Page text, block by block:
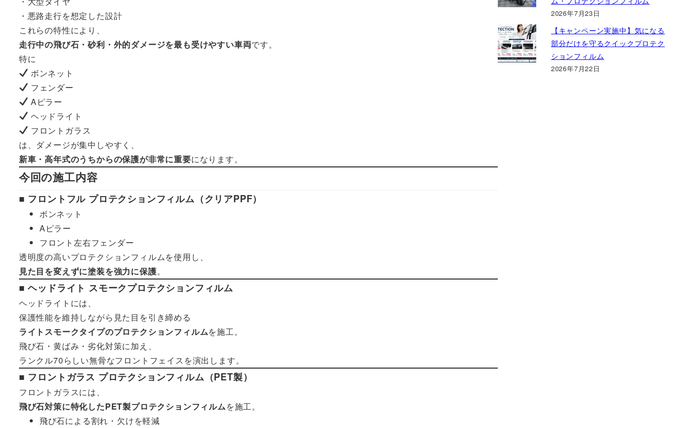
・悪路走行を想定した設計
これらの特性により、
走行中の飛び石・砂利・外的ダメージを最も受けやすい車両です。
特に
ボンネット
フェンダー
Aピラー
ヘッドライト
フロントガラス
は、ダメージが集中しやすく、
新車・高年式のうちからの保護が非常に重要になります。
今回の施工内容
■ フロントフル プロテクションフィルム（クリアPPF）
ボンネット
Aピラー
フロント左右フェンダー
透明度の高いプロテクションフィルムを使用し、
見た目を変えずに塗装を強力に保護。
■ ヘッドライト スモークプロテクションフィルム
ヘッドライトには、
保護性能を維持しながら見た目を引き締める
ライトスモークタイプのプロテクションフィルムを施工。
飛び石・黄ばみ・劣化対策に加え、
ランクル70らしい無骨なフロントフェイスを演出します。
■ フロントガラス プロテクションフィルム（PET製）
フロントガラスには、
飛び石対策に特化したPET製プロテクションフィルムを施工。
飛び石による割れ・欠けを軽減
2026年7月23日
【キャンペーン実施中】気になる
部分だけを守るクイックプロテク
ションフィルム
2026年7月22日